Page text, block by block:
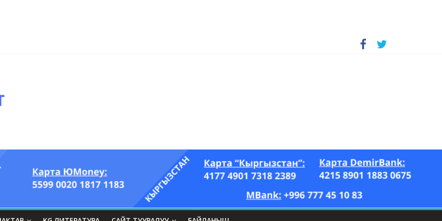
өпкөсүнө, бөйрөгүнө суук тийгизип алган…” (Динара БЕЙШЕНАЛИЕВА, “Азия Ньюс” гезити, 26.07–17.08.2023-ж.)